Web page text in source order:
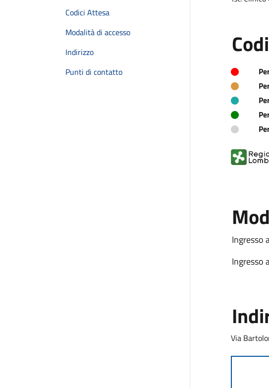
Codici Attesa
Modalità di accesso
Indirizzo
Punti di contatto
Ingresso
Ingresso
Via